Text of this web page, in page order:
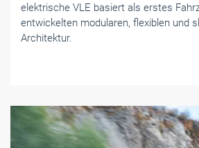
elektrische VLE basiert als erstes
entwickelten modularen, flexiblen und
Architektur.